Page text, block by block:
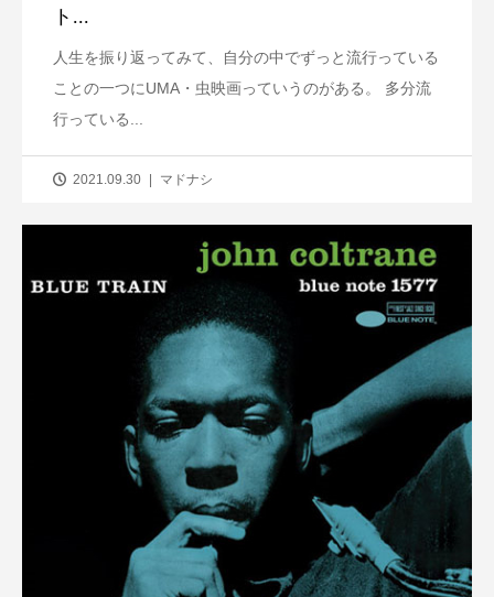
ト...
人生を振り返ってみて、自分の中でずっと流行っている
ことの一つにUMA・虫映画っていうのがある。 多分流
行っている...
2021.09.30 マドナシ